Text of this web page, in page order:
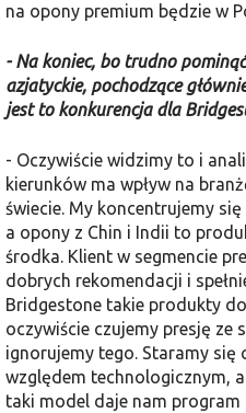
na opony premium będzie w
- Na koniec, bo trudno
azjatyckie, pochodzące
jest to konkurencja dla
- Oczywiście widzimy to i
kierunków ma wpływ na
świecie. My koncentrujemy
a opony z Chin i Indii to
środka. Klient w segmencie
dobrych rekomendacji i
Bridgestone takie produkty
oczywiście czujemy presję ze
ignorujemy tego. Staramy się
względem technologicznym,
taki model daje nam program